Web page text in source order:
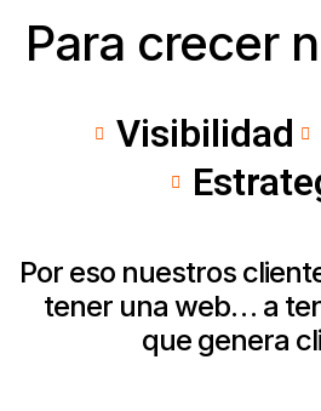
Para crecer
Visibilidad
Por eso nuestros
tener una web… a
que genera